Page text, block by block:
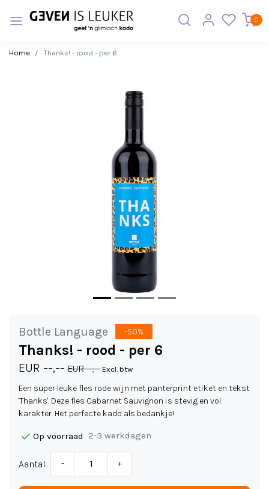
0
Home Thanks! - rood - per 6
Bottle Language -50%
Thanks! - rood - per 6
EUR --,-- EUR --,-- Excl. btw
Een super leuke fles rode wijn met panterprint etiket en tekst
'Thanks'. Deze fles Cabarnet Sauvignon is stevig en vol
karakter. Het perfecte kado als bedankje!
Op voorraad 2-3 werkdagen
Aantal - +